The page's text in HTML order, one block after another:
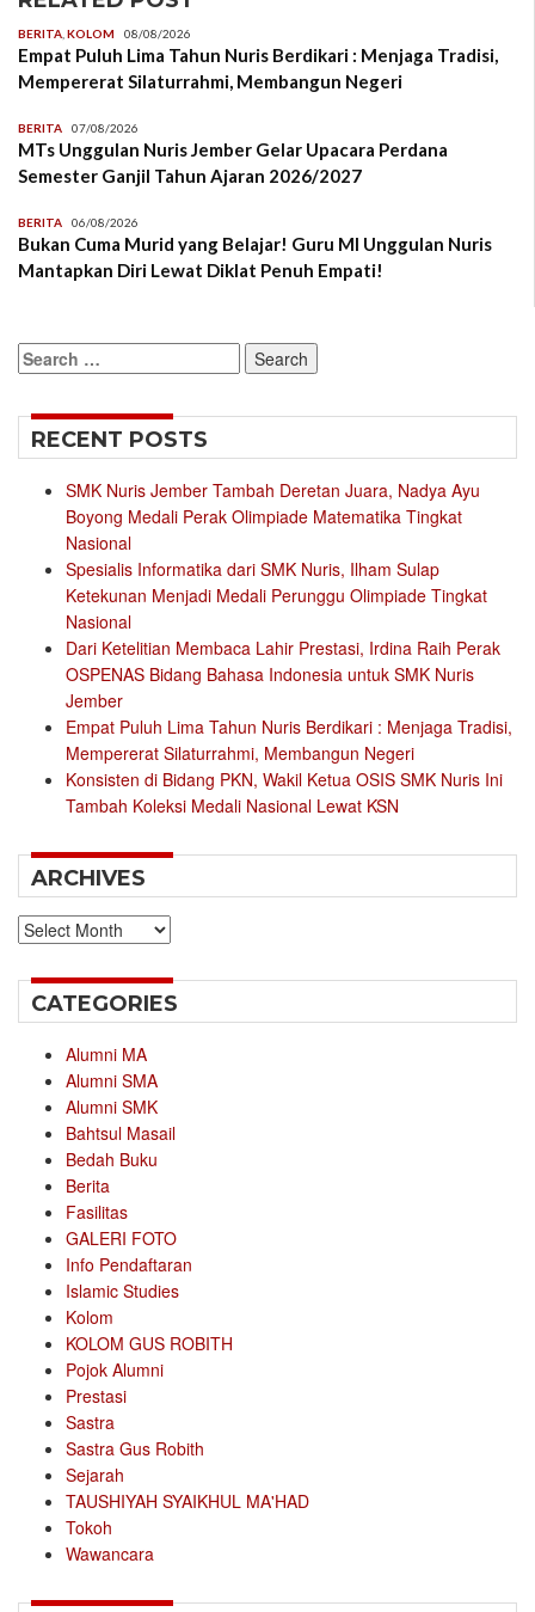
BERITA KOLOM 08/08/2026
Empat Puluh Lima Tahun Nuris Berdikari : Menjaga Tradisi,
Mempererat Silaturrahmi, Membangun Negeri
BERITA 07/08/2026
MTs Unggulan Nuris Jember Gelar Upacara Perdana
Semester Ganjil Tahun Ajaran 2026/2027
BERITA 06/08/2026
Bukan Cuma Murid yang Belajar! Guru MI Unggulan Nuris
Mantapkan Diri Lewat Diklat Penuh Empati!
Search
for:
RECENT POSTS
SMK Nuris Jember Tambah Deretan Juara, Nadya Ayu
Boyong Medali Perak Olimpiade Matematika Tingkat
Nasional
Spesialis Informatika dari SMK Nuris, Ilham Sulap
Ketekunan Menjadi Medali Perunggu Olimpiade Tingkat
Nasional
Dari Ketelitian Membaca Lahir Prestasi, Irdina Raih Perak
OSPENAS Bidang Bahasa Indonesia untuk SMK Nuris
Jember
Empat Puluh Lima Tahun Nuris Berdikari : Menjaga Tradisi,
Mempererat Silaturrahmi, Membangun Negeri
Konsisten di Bidang PKN, Wakil Ketua OSIS SMK Nuris Ini
Tambah Koleksi Medali Nasional Lewat KSN
ARCHIVES
Archives
CATEGORIES
Alumni MA
Alumni SMA
Alumni SMK
Bahtsul Masail
Bedah Buku
Berita
Fasilitas
GALERI FOTO
Info Pendaftaran
Islamic Studies
Kolom
KOLOM GUS ROBITH
Pojok Alumni
Prestasi
Sastra
Sastra Gus Robith
Sejarah
TAUSHIYAH SYAIKHUL MA'HAD
Tokoh
Wawancara